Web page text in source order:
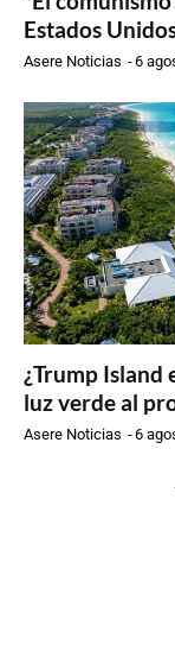
Estados
Asere Noticias -6
¿Trump Island
luz verde al
Asere Noticias -6